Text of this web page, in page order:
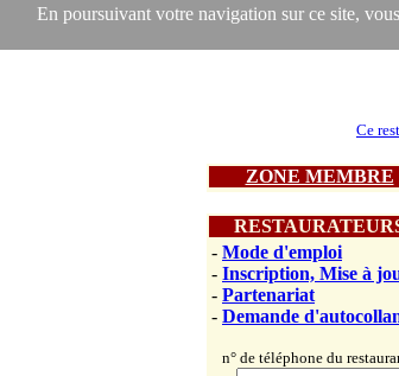
En poursuivant votre navigation sur ce site,
Ce
ZONE MEMBRE
- Mode d'emploi
- Inscription, Mise à
- Partenariat
- Demande
n° de téléphone du